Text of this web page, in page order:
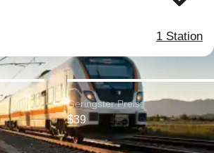
1 Station
Geringster Preis:
$39